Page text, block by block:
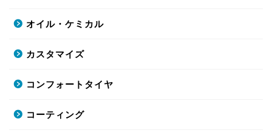
オイル・ケミカル
カスタマイズ
コンフォートタイヤ
コーティング